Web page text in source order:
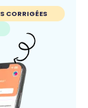
CORRIGÉES